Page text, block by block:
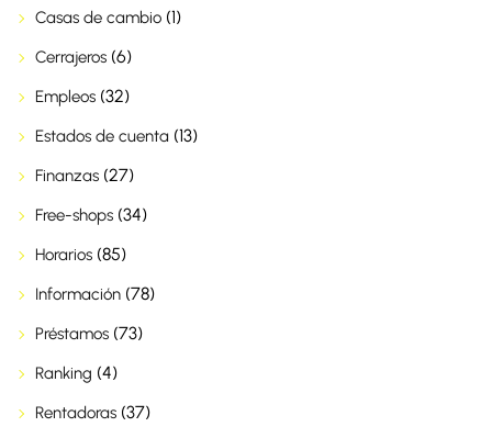
Casas de cambio (1)
Cerrajeros (6)
Empleos (32)
Estados de cuenta (13)
Finanzas (27)
Free-shops (34)
Horarios (85)
Información (78)
Préstamos (73)
Ranking (4)
Rentadoras (37)